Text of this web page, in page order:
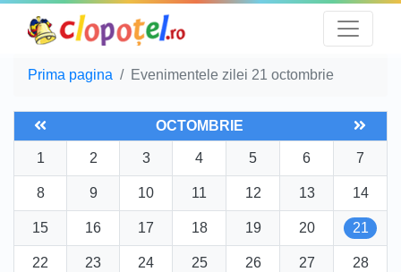
Prima pagina Evenimentele zilei 21 octombrie
OCTOMBRIE
1 2 3 4 5 6 7
8 9 10 11 12 13 14
15 16 17 18 19 20 21
22 23 24 25 26 27 28